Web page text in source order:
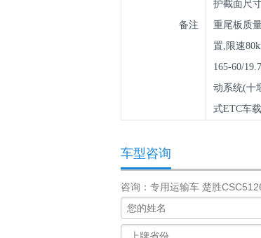
备注
护截面尺
重尾板质
置,限速
165-60/
动系统(十
式ETC车
车型咨询
咨询：专用运输车 楚胜